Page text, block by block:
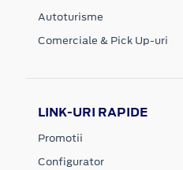
Autoturisme
Comerciale & Pick Up-uri
LINK-URI RAPIDE
Promotii
Configurator